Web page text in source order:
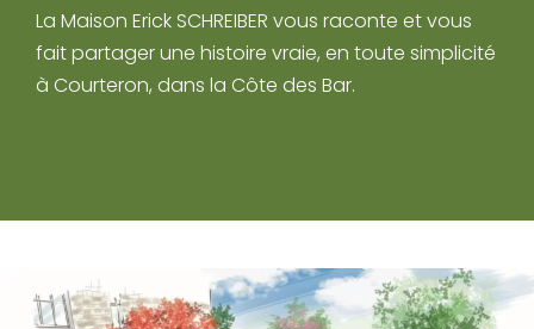
La Maison Erick SCHREIBER vous raconte et vous
fait partager une histoire vraie, en toute simplicité
à Courteron, dans la Côte des Bar.